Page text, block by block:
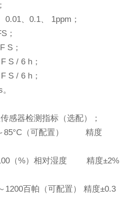
0.01、0.1、 1ppm；
；
S；
S / 6 h；
S / 6 h；
感器检测指标（选配）；
85°C（可配置） 精度
（%）相对湿度 精度±2%
1200百帕（可配置） 精度±0.3